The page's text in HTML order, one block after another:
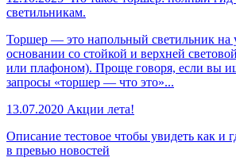
светильникам.
Торшер — это напольный светильник на
основании со стойкой и верхней
или плафоном). Проще говоря, если вы
запросы «торшер — что это»...
13.07.2020 Акции лета!
Описание тестовое чтобы увидеть как и
в превью новостей